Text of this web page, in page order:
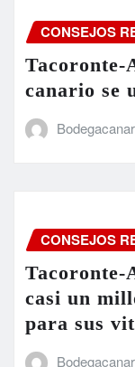
CONSEJOS
Tacoronte-
canario se
CONSEJOS
Tacoronte-
casi un
para sus